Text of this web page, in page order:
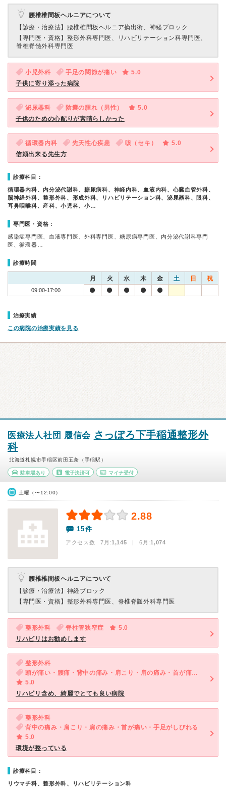
腰椎椎間板ヘルニアについて
【診療・治療法】
腰椎椎間板ヘルニア摘出術、神経ブロック
【専門医・資格】 整形外科専門医、リハビリテーション科専門医、
脊椎脊髄外科専門医
小児外科 手足の関節が痛い
5.0
子供に寄り添った病院
泌尿器科 陰嚢の腫れ（男性）
5.0
子供のための心配りが素晴らしかった
循環器内科 先天性心疾患 咳（セキ）
5.0
信頼出来る先生方
診療科目：
循環器内科、内分泌代謝科、糖尿病科、神経内科、血液内科、心臓血管外科、
脳神経外科、整形外科、形成外科、リハビリテーション科、泌尿器科、眼科、
耳鼻咽喉科、産科、小児科、小…
専門医・資格：
感染症専門医、血液専門医、外科専門医、糖尿病専門医、内分泌代謝科専門
医、循環器…
診療時間
月 火 水 木 金 土 日 祝
09:00-17:00
治療実績
この病院の治療実績を見る
医療法人社団 履信会 さっぽろ下手稲通整形外
科
北海道札幌市手稲区前田五条（手稲駅）
駐車場あり 電子決済可 マイナ受付
土曜（〜12:00）
2.88
15件
アクセス数 7月:1,145 | 6月:1,074
腰椎椎間板ヘルニアについて
【診療・治療法】 神経ブロック
【専門医・資格】 整形外科専門医、脊椎脊髄外科専門医
整形外科 脊柱管狭窄症
5.0
リハビリはお勧めします
整形外科
頭が痛い・腰痛・背中の痛み・肩こり・肩の痛み・首が痛い・けが
5.0
リハビリ含め、綺麗でとても良い病院
整形外科
背中の痛み・肩こり・肩の痛み・首が痛い・手足がしびれる
5.0
環境が整っている
診療科目：
リウマチ科、整形外科、リハビリテーション科